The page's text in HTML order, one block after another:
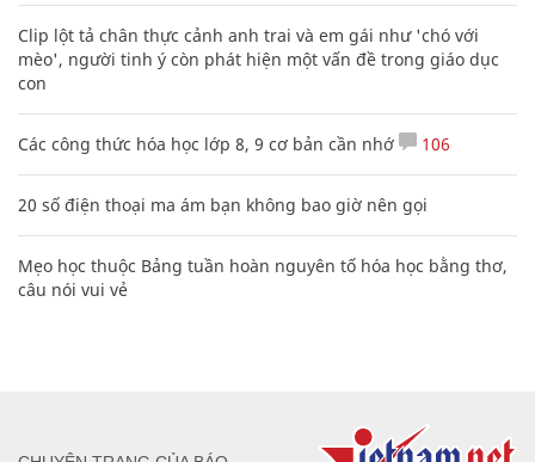
Clip lột tả chân thực cảnh anh trai và em gái như 'chó với
mèo', người tinh ý còn phát hiện một vấn đề trong giáo dục
con
Các công thức hóa học lớp 8, 9 cơ bản cần nhớ 106
20 số điện thoại ma ám bạn không bao giờ nên gọi
Mẹo học thuộc Bảng tuần hoàn nguyên tố hóa học bằng thơ,
câu nói vui vẻ